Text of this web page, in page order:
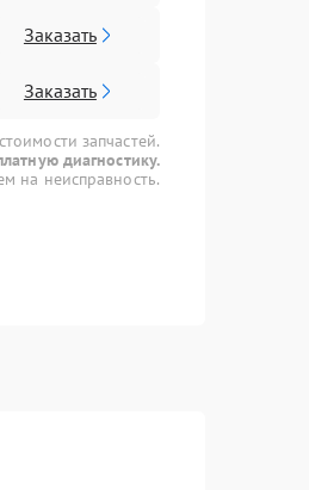
Заказать
Заказать
запчастей.
диагностику.
на неисправность.